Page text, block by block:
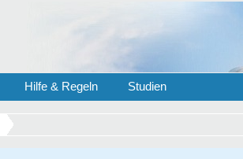
Hilfe & Regeln Studien